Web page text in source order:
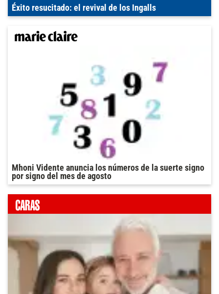
Éxito resucitado: el revival de los Ingalls
Mhoni Vidente anuncia los números de la suerte signo
por signo del mes de agosto